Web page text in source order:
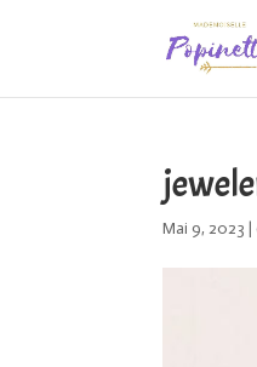
Mai 9, 2023 |